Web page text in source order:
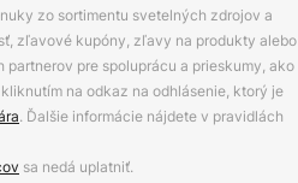
zo sortimentu svetelných zdrojov a
zľavové kupóny, zľavy na produkty alebo
pre spoluprácu a prieskumy, ako
na odkaz na odhlásenie, ktorý je
. Ďalšie informácie nájdete v pravidlách
sa nedá uplatniť.